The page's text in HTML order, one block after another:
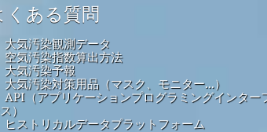
くある質問
大気汚染観測データ
空気汚染指数算出方法
大気汚染予報
大気汚染対策用品（マスク、モニター...）
API（アプリケーションプログラミングインター
）
ヒストリカルデータプラットフォーム